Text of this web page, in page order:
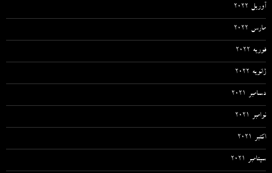
آوریل 2022
مارس 2022
فوریه 2022
ژانویه 2022
دسامبر 2021
نوامبر 2021
اکتبر 2021
سپتامبر 2021